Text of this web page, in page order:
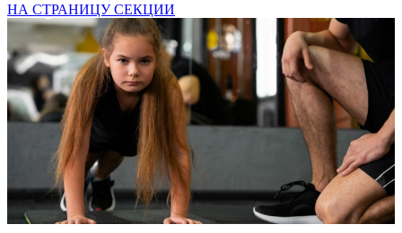
НА СТРАНИЦУ СЕКЦИИ